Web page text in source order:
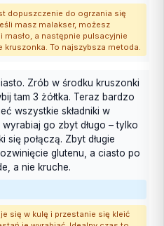
dopuszczenie do ogrzania się
masz malakser, możesz
masło, a następnie pulsacyjnie
kruszonka. To najszybsza metoda.
Zrób w środku kruszonki
tam 3 żółtka. Teraz bardzo
wszystkie składniki w
go zbyt długo – tylko
się połączą. Zbyt długie
glutenu, a ciasto po
a nie kruche.
się w kulę i przestanie się kleić